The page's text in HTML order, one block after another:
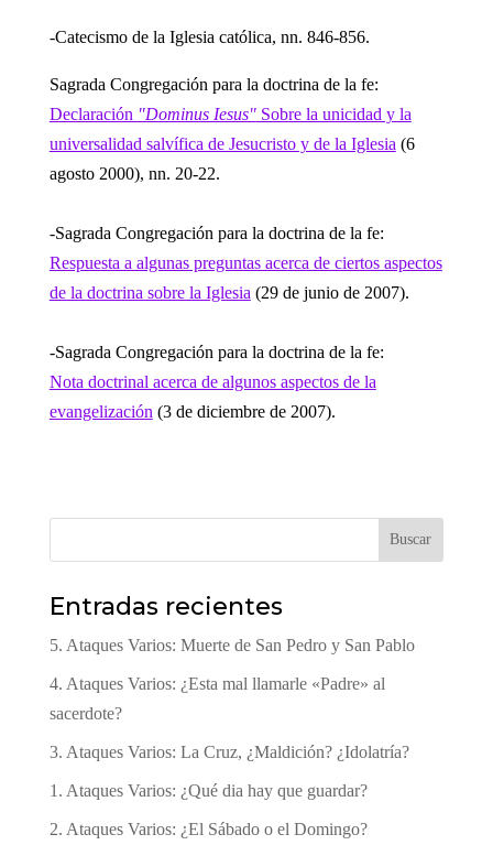
-Catecismo de la Iglesia católica, nn. 846-856.
Sagrada Congregación para la doctrina de la fe:
Declaración "Dominus Iesus"Sobre la unicidad y la
universalidad salvífica de Jesucristo y de la Iglesia (6
agosto 2000), nn. 20-22.
-Sagrada Congregación para la doctrina de la fe:
Respuesta a algunas preguntas acerca de ciertos aspectos
de la doctrina sobre la Iglesia (29 de junio de 2007).
-Sagrada Congregación para la doctrina de la fe:
Nota doctrinal acerca de algunos aspectos de la
evangelización (3 de diciembre de 2007).
Buscar
Entradas recientes
5. Ataques Varios: Muerte de San Pedro y San Pablo
4. Ataques Varios: ¿Esta mal llamarle «Padre» al
sacerdote?
3. Ataques Varios: La Cruz, ¿Maldición? ¿Idolatría?
1. Ataques Varios: ¿Qué dia hay que guardar?
2. Ataques Varios: ¿El Sábado o el Domingo?